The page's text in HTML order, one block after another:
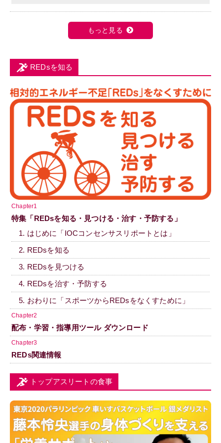
もっと見る
REDsを知る
Chapter1
特集「REDsを知る・見つける・治す・予防する」
1. はじめに「IOCコンセンサスリポートとは」
2. REDsを知る
3. REDsを見つける
4. REDsを治す・予防する
5. おわりに「スポーツからREDsをなくすために」
Chapter2
配布・学習・指導用ツール ダウンロード
Chapter3
REDs関連情報
トップアスリートの食事